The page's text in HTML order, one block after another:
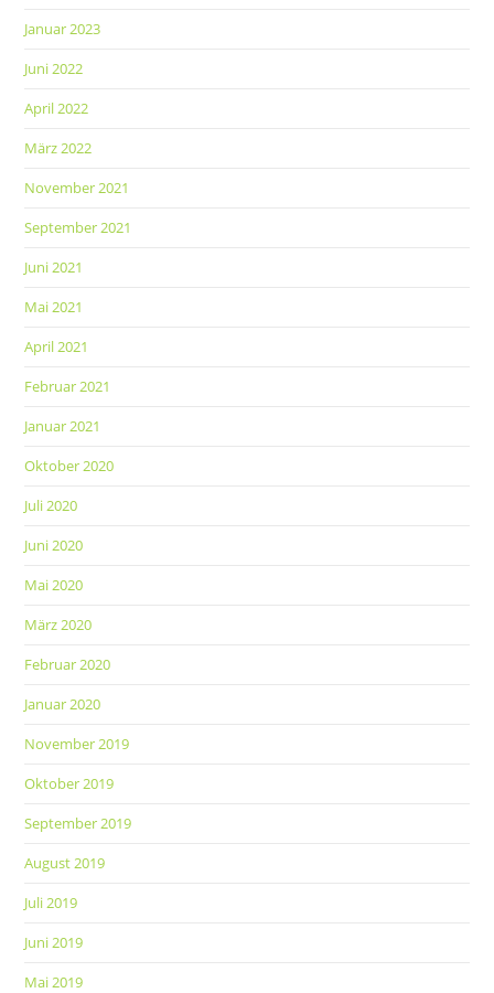
Januar 2023
Juni 2022
April 2022
März 2022
November 2021
September 2021
Juni 2021
Mai 2021
April 2021
Februar 2021
Januar 2021
Oktober 2020
Juli 2020
Juni 2020
Mai 2020
März 2020
Februar 2020
Januar 2020
November 2019
Oktober 2019
September 2019
August 2019
Juli 2019
Juni 2019
Mai 2019